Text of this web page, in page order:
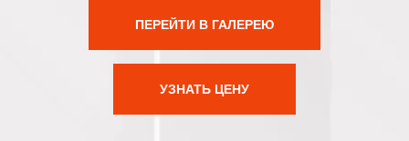
ПЕРЕЙТИ В ГАЛЕРЕЮ
УЗНАТЬ ЦЕНУ